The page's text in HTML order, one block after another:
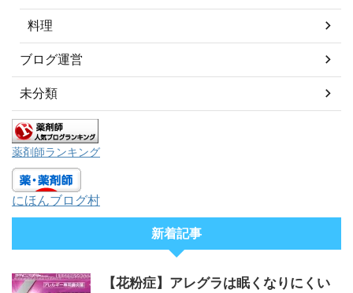
料理
ブログ運営
未分類
薬剤師ランキング
にほんブログ村
新着記事
【花粉症】アレグラは眠くなりにくい